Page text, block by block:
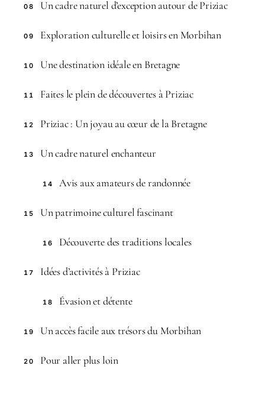
08 Un cadre naturel d’exception autour de Priziac
09 Exploration culturelle et loisirs en Morbihan
10 Une destination idéale en Bretagne
11 Faites le plein de découvertes à Priziac
12 Priziac : Un joyau au cœur de la Bretagne
13 Un cadre naturel enchanteur
14 Avis aux amateurs de randonnée
15 Un patrimoine culturel fascinant
16 Découverte des traditions locales
17 Idées d’activités à Priziac
18 Évasion et détente
19 Un accès facile aux trésors du Morbihan
20 Pour aller plus loin